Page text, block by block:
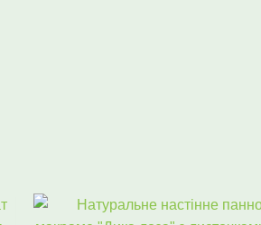
Оригінальна
Поточна